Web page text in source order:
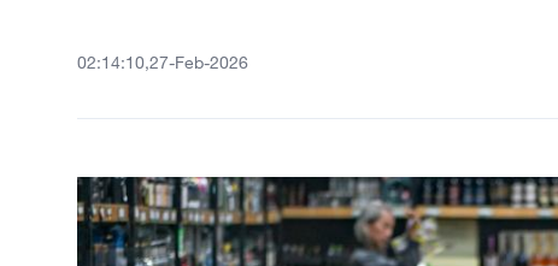
02:14:10,27-Feb-2026